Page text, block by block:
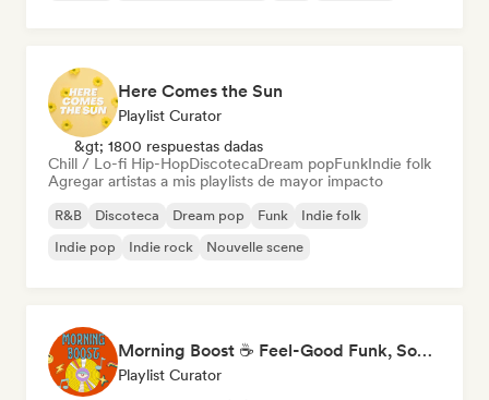
Here Comes the Sun
Playlist Curator
&gt; 1800 respuestas dadas
Chill / Lo-fi Hip-HopDiscotecaDream popFunkIndie folk
Agregar artistas a mis playlists de mayor impacto
R&B Discoteca Dream pop Funk
Indie folk
Indie pop
Indie rock Nouvelle scene
Morning Boost ☕ Feel-Good Funk, Soul & Neo-Soul to Wake Up
Playlist Curator